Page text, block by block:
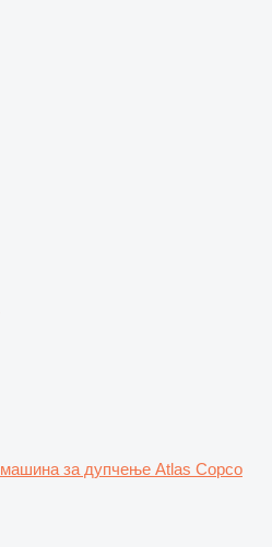
машина за дупчење Atlas Copco